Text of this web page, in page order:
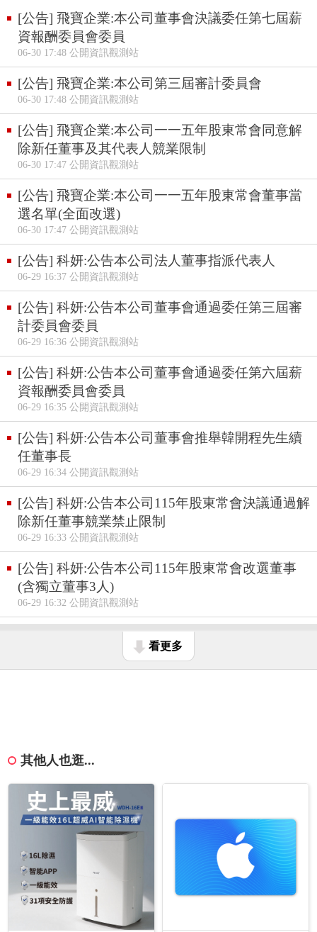
[公告] 飛寶企業:本公司董事會決議委任第七屆薪
資報酬委員會委員
06-30 17:48 公開資訊觀測站
[公告] 飛寶企業:本公司第三屆審計委員會
06-30 17:48 公開資訊觀測站
[公告] 飛寶企業:本公司一一五年股東常會同意解
除新任董事及其代表人競業限制
06-30 17:47 公開資訊觀測站
[公告] 飛寶企業:本公司一一五年股東常會董事當
選名單(全面改選)
06-30 17:47 公開資訊觀測站
[公告] 科妍:公告本公司法人董事指派代表人
06-29 16:37 公開資訊觀測站
[公告] 科妍:公告本公司董事會通過委任第三屆審
計委員會委員
06-29 16:36 公開資訊觀測站
[公告] 科妍:公告本公司董事會通過委任第六屆薪
資報酬委員會委員
06-29 16:35 公開資訊觀測站
[公告] 科妍:公告本公司董事會推舉韓開程先生續
任董事長
06-29 16:34 公開資訊觀測站
[公告] 科妍:公告本公司115年股東常會決議通過解
除新任董事競業禁止限制
06-29 16:33 公開資訊觀測站
[公告] 科妍:公告本公司115年股東常會改選董事
(含獨立董事3人)
06-29 16:32 公開資訊觀測站
看更多
其他人也逛...